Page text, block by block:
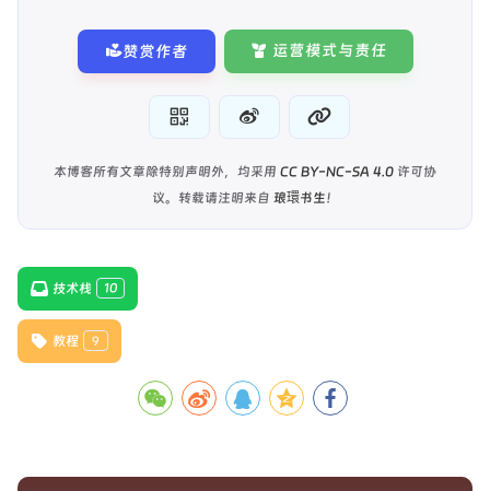
赞赏作者 运营模式与责任
本博客所有文章除特别声明外，均采用 CC BY-NC-SA 4.0 许可协
议。转载请注明来自 琅環书生！
技术栈 10
教程 9